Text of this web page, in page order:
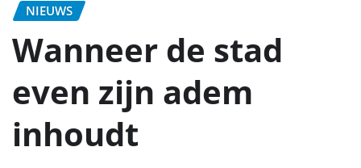
NIEUWS
Wanneer de stad
even zijn adem
inhoudt